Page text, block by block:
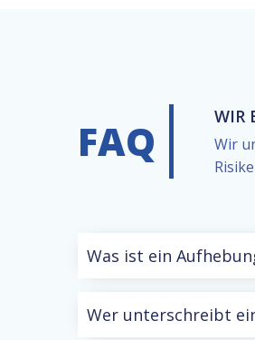
FAQ WIR
Wir
Was ist ein
Wer unterschreibt